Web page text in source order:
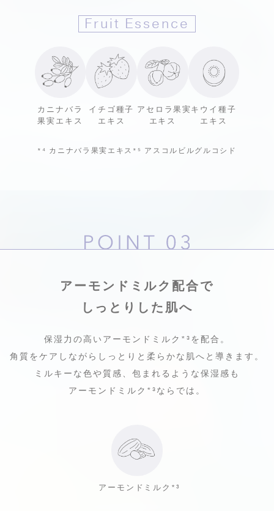
Fruit Essence
カニナバラ
果実エキス
イチゴ種子
エキス
アセロラ果実
エキス
キウイ種子
エキス
*⁴ カニナバラ果実エキス *⁵ アスコルビルグルコシド
アーモンドミルク配合で
しっとりした肌へ
保湿力の高いアーモンドミルク *³を配合。
角質をケアしながらしっとりと柔らかな肌へと導きます。
ミルキーな色や質感、 包まれるような保湿感も
アーモンドミルク *³ならでは。
アーモンドミルク *³